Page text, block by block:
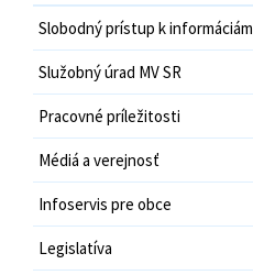
Slobodný prístup k informáciám
Služobný úrad MV SR
Pracovné príležitosti
Médiá a verejnosť
Infoservis pre obce
Legislatíva